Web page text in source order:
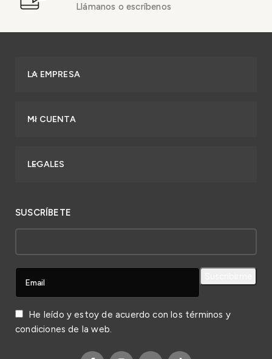
Llámanos o escríbenos
LA EMPRESA
MI CUENTA
LEGALES
SUSCRÍBETE
He leído y estoy de acuerdo con los términos y
condiciones de la web.